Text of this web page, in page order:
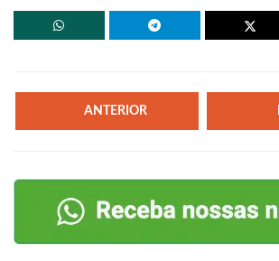
ANTERIOR